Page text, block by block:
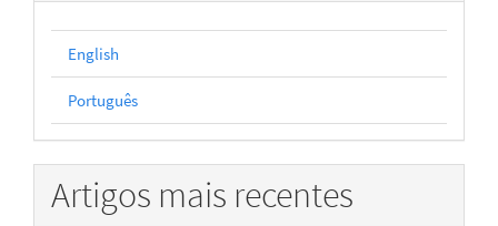
English
Português
Artigos mais recentes